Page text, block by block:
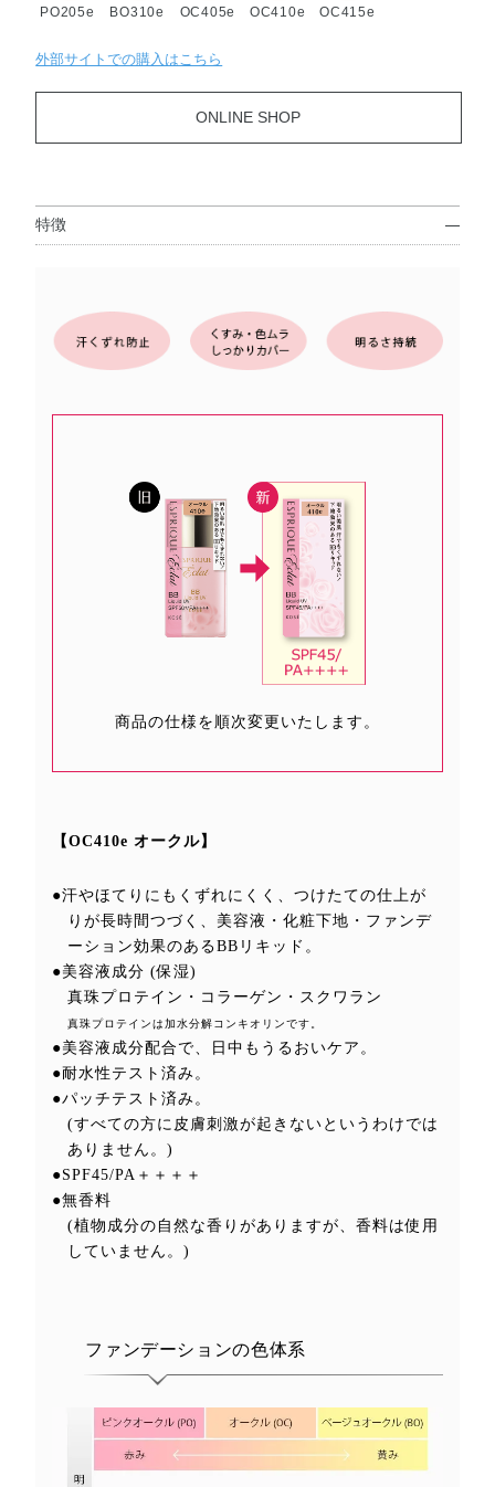
PO205e BO310e OC405e OC410e OC415e
外部サイトでの購入はこちら
ONLINE SHOP
特徴
商品の仕様を順次変更いたします。
【OC410e オークル】
●汗やほてりにもくずれにくく、つけたての仕上が
りが長時間つづく、美容液・化粧下地・ファンデ
ーション効果のあるBBリキッド。
●美容液成分 (保湿)
真珠プロテイン・コラーゲン・スクワラン
真珠プロテインは加水分解コンキオリンです。
●美容液成分配合で、日中もうるおいケア。
●耐水性テスト済み。
●パッチテスト済み。
(すべての方に皮膚刺激が起きないというわけでは
ありません。)
●SPF45/PA＋＋＋＋
●無香料
(植物成分の自然な香りがありますが、香料は使用
していません。)
ファンデーションの色体系